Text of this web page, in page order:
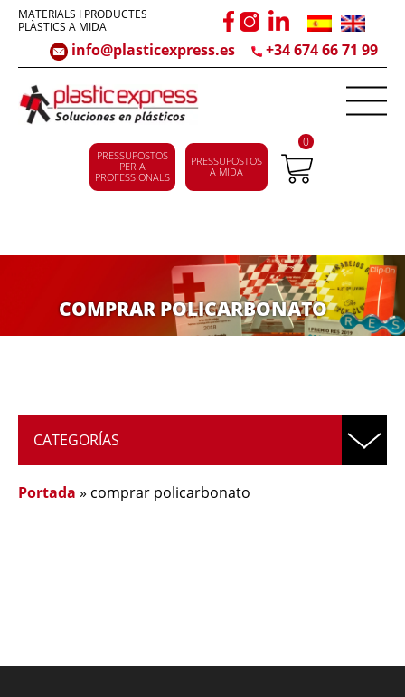
MATERIALS I PRODUCTES
PLÀSTICS A MIDA
info@plasticexpress.es +34 674 66 71 99
PRESSUPOSTOS
PER A
PROFESSIONALS
PRESSUPOSTOS
A MIDA
0
COMPRAR POLICARBONATO
CATEGORÍAS
Portada » comprar policarbonato